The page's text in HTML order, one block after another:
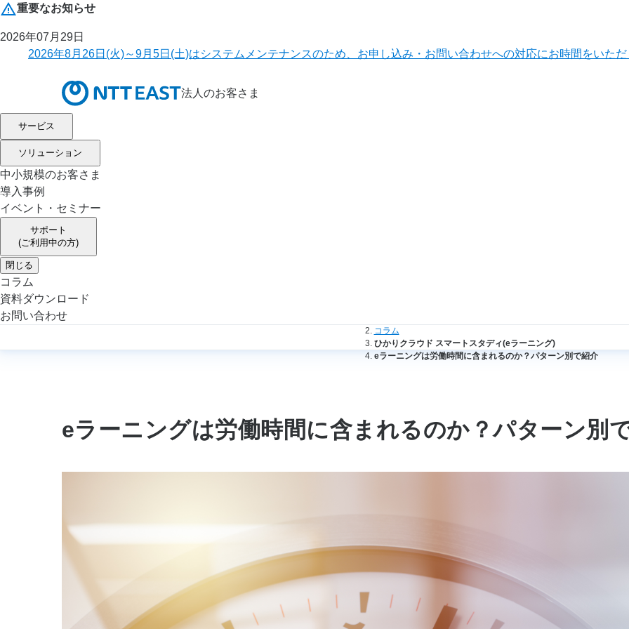
重要なお知らせ
2026年07月29日
2026年8月26日(火)～9月5日(土)はシステムメンテナンスのため、お申し込み・お問い合わせへの対応にお時間をいた
法人のお客さま
サービス
ソリューション
中小規模のお客さま
導入事例
イベント・セミナー
サポート
(ご利用中の方)
閉じる
コラム
資料ダウンロード
お問い合わせ
コラム
ひかりクラウド スマートスタディ(eラーニング)
eラーニングは労働時間に含まれるのか？パターン別で紹介
eラーニングは労働時間に含まれるのか？パターン別